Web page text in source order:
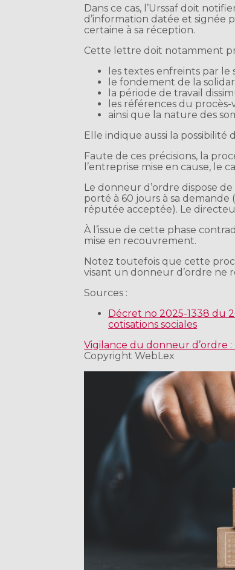
Dans ce cas, l’Urssaf doit
d’information datée et signée
certaine à sa réception.
Cette lettre doit notamment
les textes enfreints par le
le fondement de la
la période de travail
les références du procès-
ainsi que la nature des
Elle indique aussi la possibilité
Faute de ces précisions, la
l’entreprise mise en cause, le
Le donneur d’ordre dispose
porté à 60 jours à sa
réputée acceptée). Le
À l’issue de cette phase
mise en recouvrement.
Notez toutefois que cette
visant un donneur d’ordre ne
Sources :
Décret no 2025-1338 du
cotisations sociales
Vigilance du donneur d’ordre
Copyright WebLex